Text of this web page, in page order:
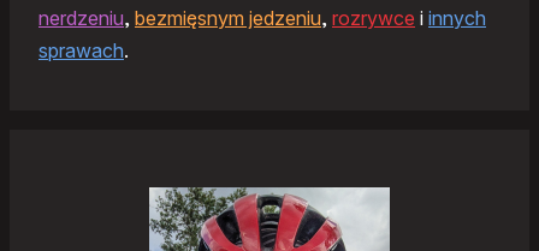
nerdzeniu, bezmięsnym jedzeniu, rozrywce i innych
sprawach.